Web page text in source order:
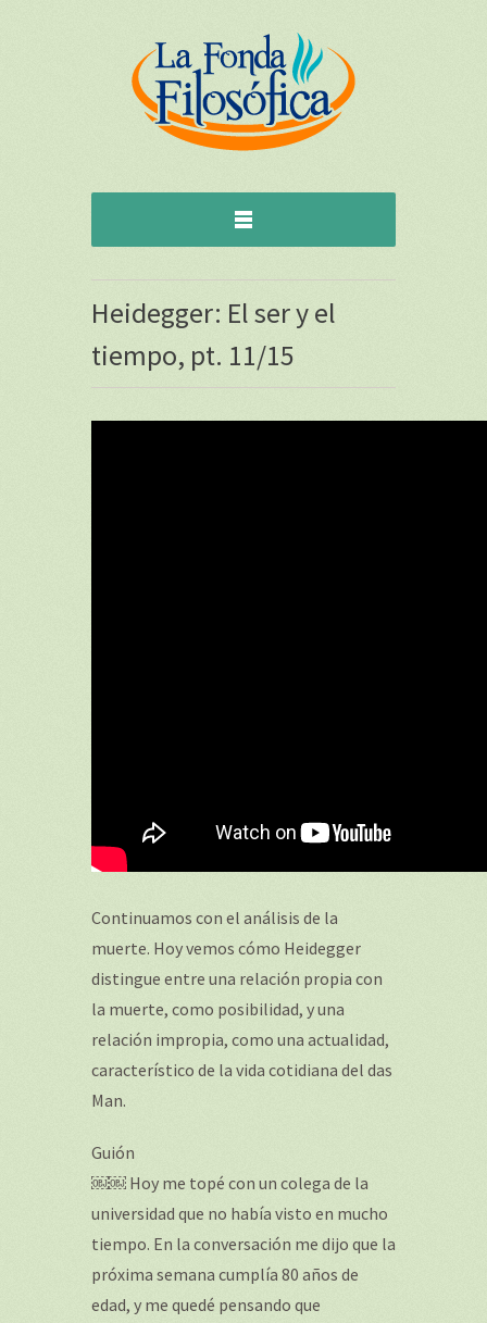
Heidegger: El ser y el
tiempo, pt. 11/15
Continuamos con el análisis de la
muerte. Hoy vemos cómo Heidegger
distingue entre una relación propia con
la muerte, como posibilidad, y una
relación impropia, como una actualidad,
característico de la vida cotidiana del das
Man.
Guión
￼￼ Hoy me topé con un colega de la
universidad que no había visto en mucho
tiempo. En la conversación me dijo que la
próxima semana cumplía 80 años de
edad, y me quedé pensando que